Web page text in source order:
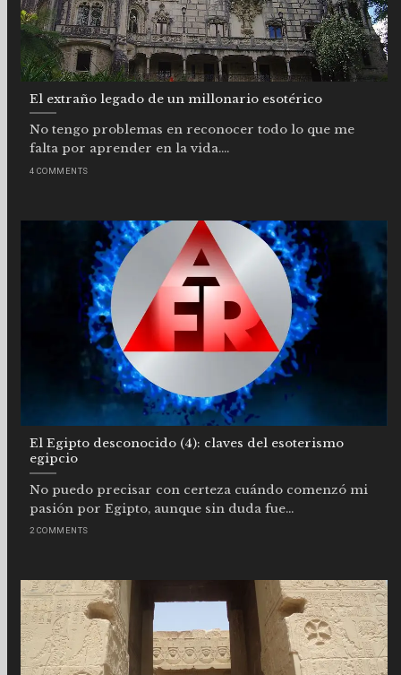
El extraño legado de un millonario esotérico
No tengo problemas en reconocer todo lo que me
falta por aprender en la vida....
4 COMMENTS
El Egipto desconocido (4): claves del esoterismo
egipcio
No puedo precisar con certeza cuándo comenzó mi
pasión por Egipto, aunque sin duda fue...
2 COMMENTS